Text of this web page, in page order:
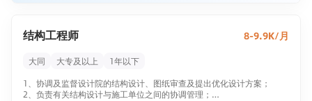
产；
合性能。
1. 本科及以上学历，轻化工程、造纸工程或相关专业背景；
2. 5年以上生活用纸行业工艺管理经验，熟悉卫生纸、面巾纸等产品生产
结构工程师 8-9.9K/月
大同 大专及以上
1年以下
1、协调及监督设计院的结构设计、图纸审查及提出优化设计方案；
2、负责有关结构设计与施工单位之间的协调管理；